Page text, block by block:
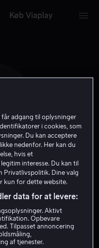
Køb Viaplay
får adgang til oplysninger
i cookies, som
Du kan acceptere
nedenfor. Her kan du
hvis et
interesse. Du kan til
Privatlivspolitik. Dine valg
kun for dette website.
data for at levere:
Aktivt
Opbevare
Tilpasset annoncering
af tjenester.